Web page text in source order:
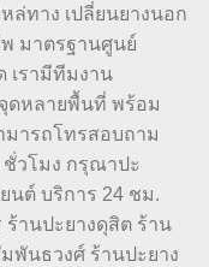
ล่ทาง เปลี่ยนยางนอก
มาตรฐานศูนย์
เรามีทีมงาน
ดหลายพื้นที่ พร้อม
มารถโทรสอบถาม
ชั่วโมง กรุณาปะ
นต์ บริการ 24 ชม.
ร้านปะยางดุสิต ร้าน
พันธวงศ์ ร้านปะยาง